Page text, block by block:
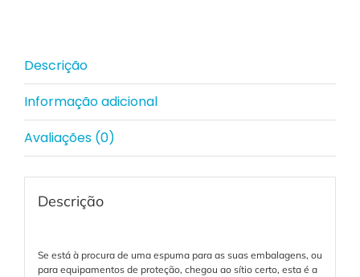
Descrição
Informação adicional
Avaliações (0)
Descrição
Se está à procura de uma espuma para as suas embalagens, ou
para equipamentos de proteção, chegou ao sítio certo, esta é a